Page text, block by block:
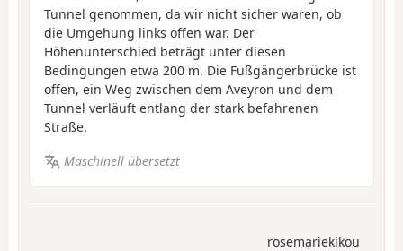
Tunnel genommen, da wir nicht sicher waren, ob
die Umgehung links offen war. Der
Höhenunterschied beträgt unter diesen
Bedingungen etwa 200 m. Die Fußgängerbrücke ist
offen, ein Weg zwischen dem Aveyron und dem
Tunnel verläuft entlang der stark befahrenen
Straße.
Maschinell übersetzt
rosemariekikou